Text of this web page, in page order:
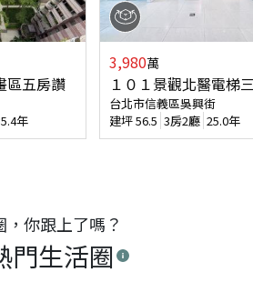
你跟上了嗎？
門生活圈
區五房讚
年
3,980萬
１０１景觀北醫電梯
台北市信義區吳興街
建坪56.5 3房2廳 25.0年